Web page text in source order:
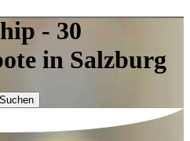
- 30
in Salzburg
Suchen